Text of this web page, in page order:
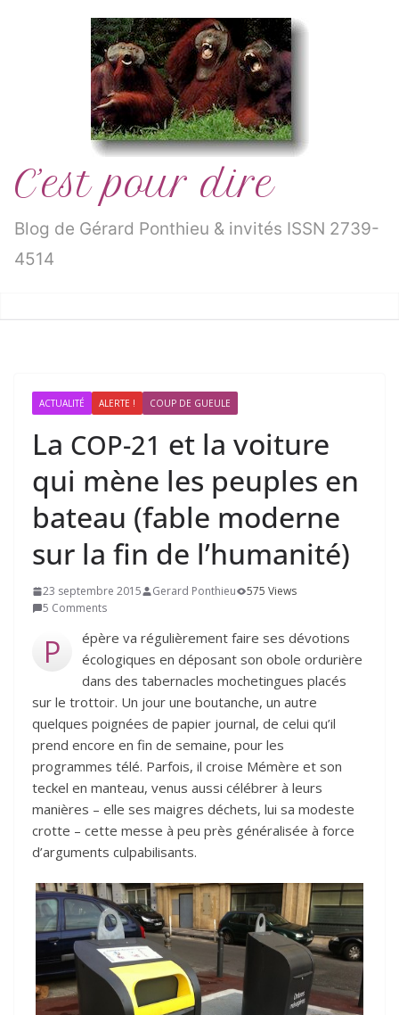
C’est pour dire
Blog de Gérard Ponthieu & invités ISSN 2739-
4514
ACTUALITÉ ALERTE ! COUP DE GUEULE
La COP-21 et la voiture
qui mène les peuples en
bateau (fable moderne
sur la fin de l’humanité)
23 septembre 2015 Gerard Ponthieu
575 Views
5 Comments
P
épère va régulièrement faire ses dévotions
écologiques en déposant son obole ordurière
dans des tabernacles mochetingues placés
sur le trottoir. Un jour une boutanche, un autre
quelques poignées de papier journal, de celui qu’il
prend encore en fin de semaine, pour les
programmes télé. Parfois, il croise Mémère et son
teckel en manteau, venus aussi célébrer à leurs
manières – elle ses maigres déchets, lui sa modeste
crotte – cette messe à peu près généralisée à force
d’arguments culpabilisants.